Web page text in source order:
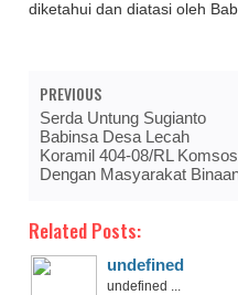
diketahui dan diatasi oleh
PREVIOUS
Serda Untung Sugianto
Babinsa Desa Lecah
Koramil 404-08/RL Komsos
Dengan Masyarakat
Related Posts:
undefined
undefined ...